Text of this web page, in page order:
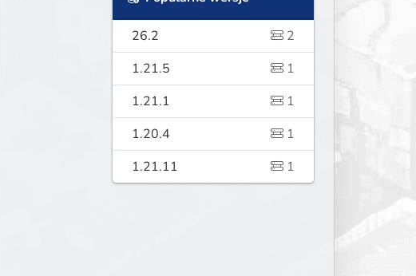
26.2
2
1.21.5
1
1.21.1
1
1.20.4
1
1.21.11
1